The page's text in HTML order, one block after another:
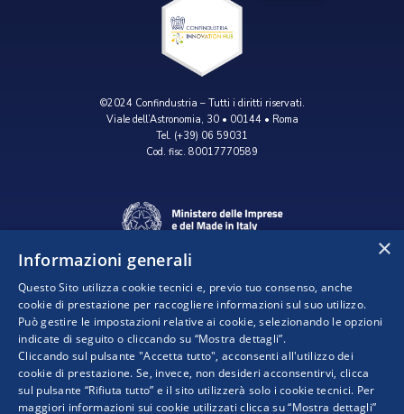
©2024 Confindustria – Tutti i diritti riservati.
Viale dell’Astronomia, 30 • 00144 • Roma
Tel. (+39) 06 59031
Cod. fisc. 80017770589
Progetto realizzato da:
×
Informazioni generali
Questo Sito utilizza cookie tecnici e, previo tuo consenso, anche
cookie di prestazione per raccogliere informazioni sul suo utilizzo.
Può gestire le impostazioni relative ai cookie, selezionando le opzioni
indicate di seguito o cliccando su “Mostra dettagli”.
Cliccando sul pulsante "Accetta tutto", acconsenti all'utilizzo dei
cookie di prestazione. Se, invece, non desideri acconsentirvi, clicca
sul pulsante “Rifiuta tutto” e il sito utilizzerà solo i cookie tecnici. Per
maggiori informazioni sui cookie utilizzati clicca su “Mostra dettagli”